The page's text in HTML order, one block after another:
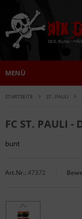
MENÜ
STARTSEITE ST. PAULI
FC ST. PAULI -
bunt
Art.Nr.: 47372